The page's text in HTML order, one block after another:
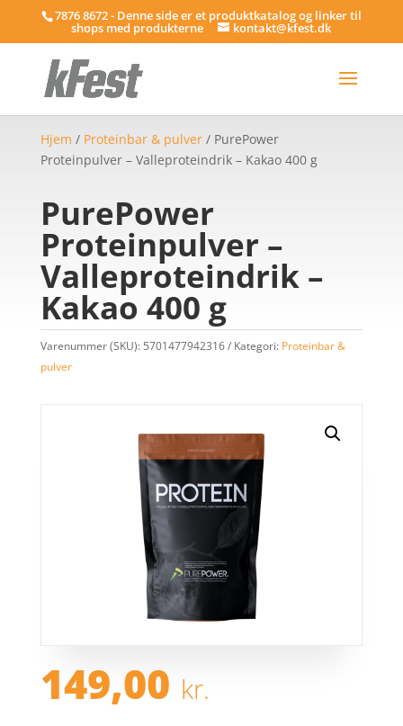
7876 8672 - Denne side er et produktkatalog og linker til
shops med produkterne kontakt@kfest.dk
Hjem / Proteinbar & pulver/ PurePower
Proteinpulver – Valleproteindrik – Kakao 400 g
PurePower
Proteinpulver –
Valleproteindrik –
Kakao 400 g
Varenummer (SKU): 5701477942316 Kategori: Proteinbar &
pulver
149,00 kr.